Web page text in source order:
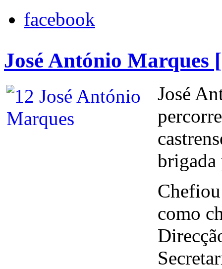
facebook
José António Marques
José
como